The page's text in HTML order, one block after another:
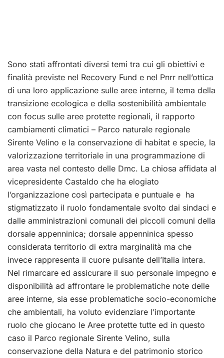
Sono stati affrontati diversi temi tra cui gli obiettivi e
finalità previste nel Recovery Fund e nel Pnrr nell’ottica
di una loro applicazione sulle aree interne, il tema della
transizione ecologica e della sostenibilità ambientale
con focus sulle aree protette regionali, il rapporto
cambiamenti climatici – Parco naturale regionale
Sirente Velino e la conservazione di habitat e specie, la
valorizzazione territoriale in una programmazione di
area vasta nel contesto delle Dmc. La chiosa affidata al
vicepresidente Castaldo che ha elogiato
l’organizzazione così partecipata e puntuale e ha
stigmatizzato il ruolo fondamentale svolto dai sindaci e
dalle amministrazioni comunali dei piccoli comuni della
dorsale appenninica; dorsale appenninica spesso
considerata territorio di extra marginalità ma che
invece rappresenta il cuore pulsante dell’Italia intera.
Nel rimarcare ed assicurare il suo personale impegno e
disponibilità ad affrontare le problematiche note delle
aree interne, sia esse problematiche socio-economiche
che ambientali, ha voluto evidenziare l’importante
ruolo che giocano le Aree protette tutte ed in questo
caso il Parco regionale Sirente Velino, sulla
conservazione della Natura e del patrimonio storico